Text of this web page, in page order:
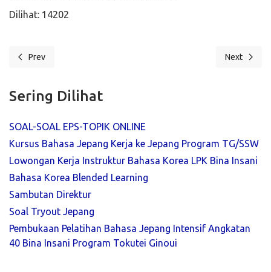
Dilihat: 14202
Previous article: E2 Korean Learning
Prev Next article:
Next
Sering Dilihat
SOAL-SOAL EPS-TOPIK ONLINE
Kursus Bahasa Jepang Kerja ke Jepang Program TG/SSW
Lowongan Kerja Instruktur Bahasa Korea LPK Bina Insani
Bahasa Korea Blended Learning
Sambutan Direktur
Soal Tryout Jepang
Pembukaan Pelatihan Bahasa Jepang Intensif Angkatan
40 Bina Insani Program Tokutei Ginoui